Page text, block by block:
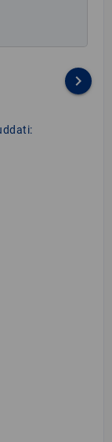
keyboard_arrow_right